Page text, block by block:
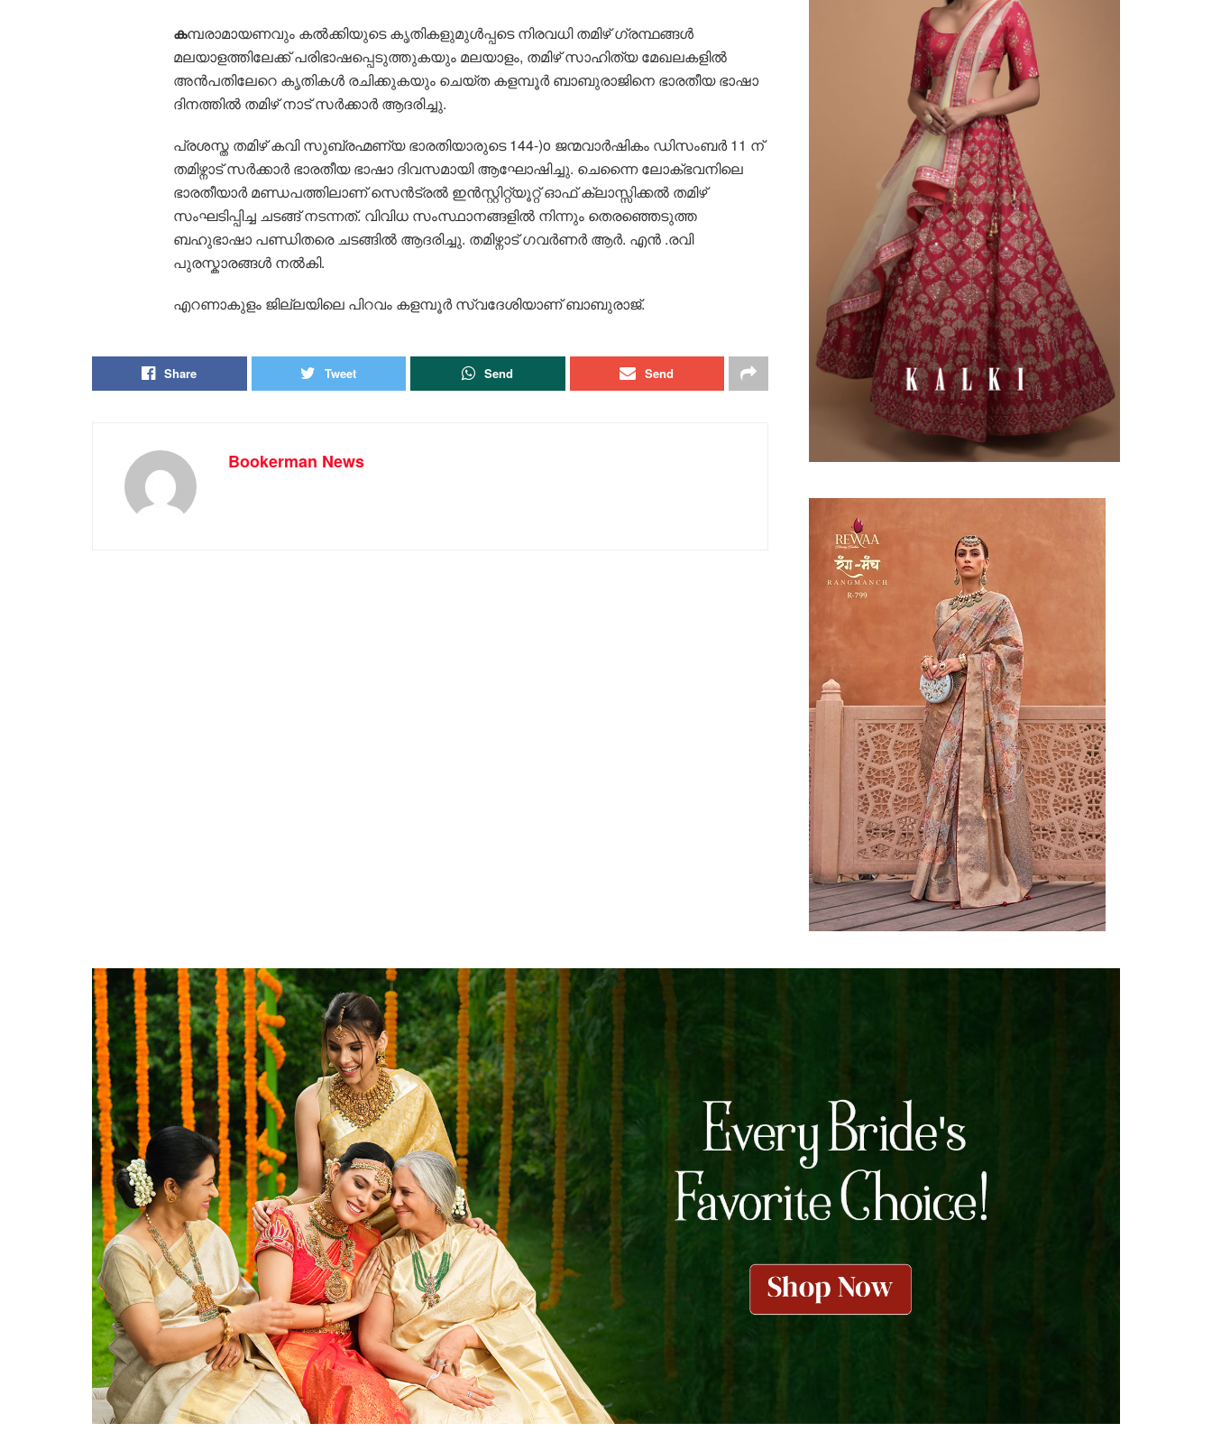
കമ്പരാമായണവും കൽക്കിയുടെ കൃതികളുമുൾപ്പടെ നിരവധി തമിഴ് ഗ്രന്ഥങ്ങൾ
മലയാളത്തിലേക്ക് പരിഭാഷപ്പെടുത്തുകയും മലയാളം, തമിഴ് സാഹിത്യ മേഖലകളിൽ
അൻപതിലേറെ കൃതികൾ രചിക്കുകയും ചെയ്ത കളമ്പൂർ ബാബുരാജിനെ ഭാരതീയ ഭാഷാ
ദിനത്തിൽ തമിഴ് നാട് സർക്കാർ ആദരിച്ചു.
പ്രശസ്ത തമിഴ് കവി സുബ്രഹ്മണ്യ ഭാരതിയാരുടെ 144-)o ജന്മവാർഷികം ഡിസംബർ 11 ന്
തമിഴ്നാട് സർക്കാർ ഭാരതീയ ഭാഷാ ദിവസമായി ആഘോഷിച്ചു. ചെന്നൈ ലോക്ഭവനിലെ
ഭാരതീയാർ മണ്ഡപത്തിലാണ് സെൻട്രൽ ഇൻസ്റ്റിറ്റ്യൂറ്റ് ഓഫ് ക്ലാസ്സിക്കൽ തമിഴ്
സംഘടിപ്പിച്ച ചടങ്ങ് നടന്നത്. വിവിധ സംസ്ഥാനങ്ങളിൽ നിന്നും തെരഞ്ഞെടുത്ത
ബഹുഭാഷാ പണ്ഡിതരെ ചടങ്ങിൽ ആദരിച്ചു. തമിഴ്നാട് ഗവർണർ ആർ. എൻ .രവി
പുരസ്കാരങ്ങൾ നൽകി.
എറണാകുളം ജില്ലയിലെ പിറവം കളമ്പൂർ സ്വദേശിയാണ് ബാബുരാജ്.
Share Tweet Send Send
Bookerman News